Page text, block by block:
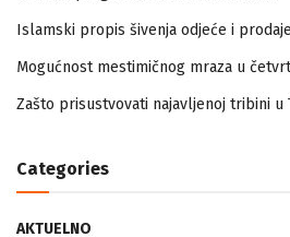
Islamski propis šivenja odjeće i
Mogućnost mestimičnog mraza u
Zašto prisustvovati najavljenoj tribini u
Categories
AKTUELNO